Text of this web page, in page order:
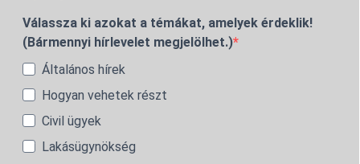
Válassza ki azokat a témákat, amelyek érdeklik!
(Bármennyi hírlevelet megjelölhet.)
Általános hírek
Hogyan vehetek részt
Civil ügyek
Lakásügynökség